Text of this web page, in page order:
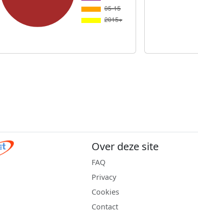
Over deze site
FAQ
Privacy
Cookies
Contact